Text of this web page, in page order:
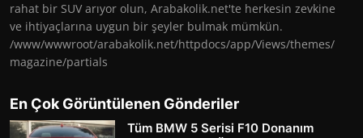
rahat bir SUV arıyor olun, Arabakolik.net'te herkesin zevkine
ve ihtiyaçlarına uygun bir şeyler bulmak mümkün.
/www/wwwroot/arabakolik.net/httpdocs/app/Views/themes/
magazine/partials
En Çok Görüntülenen Gönderiler
Tüm BMW 5 Serisi F10 Donanım